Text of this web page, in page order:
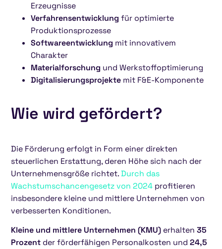
Erzeugnisse
Verfahrensentwicklung für optimierte
Produktionsprozesse
Softwareentwicklung mit innovativem
Charakter
Materialforschung und Werkstoffoptimierung
Digitalisierungsprojekte mit F&E-Komponente
Wie wird gefördert?
Die Förderung erfolgt in Form einer direkten
steuerlichen Erstattung, deren Höhe sich nach der
Unternehmensgröße richtet.Durch das
Wachstumschancengesetz von 2024 profitieren
insbesondere kleine und mittlere Unternehmen von
verbesserten Konditionen.
Kleine und mittlere Unternehmen (KMU) erhalten35
Prozent der förderfähigen Personalkosten und24,5